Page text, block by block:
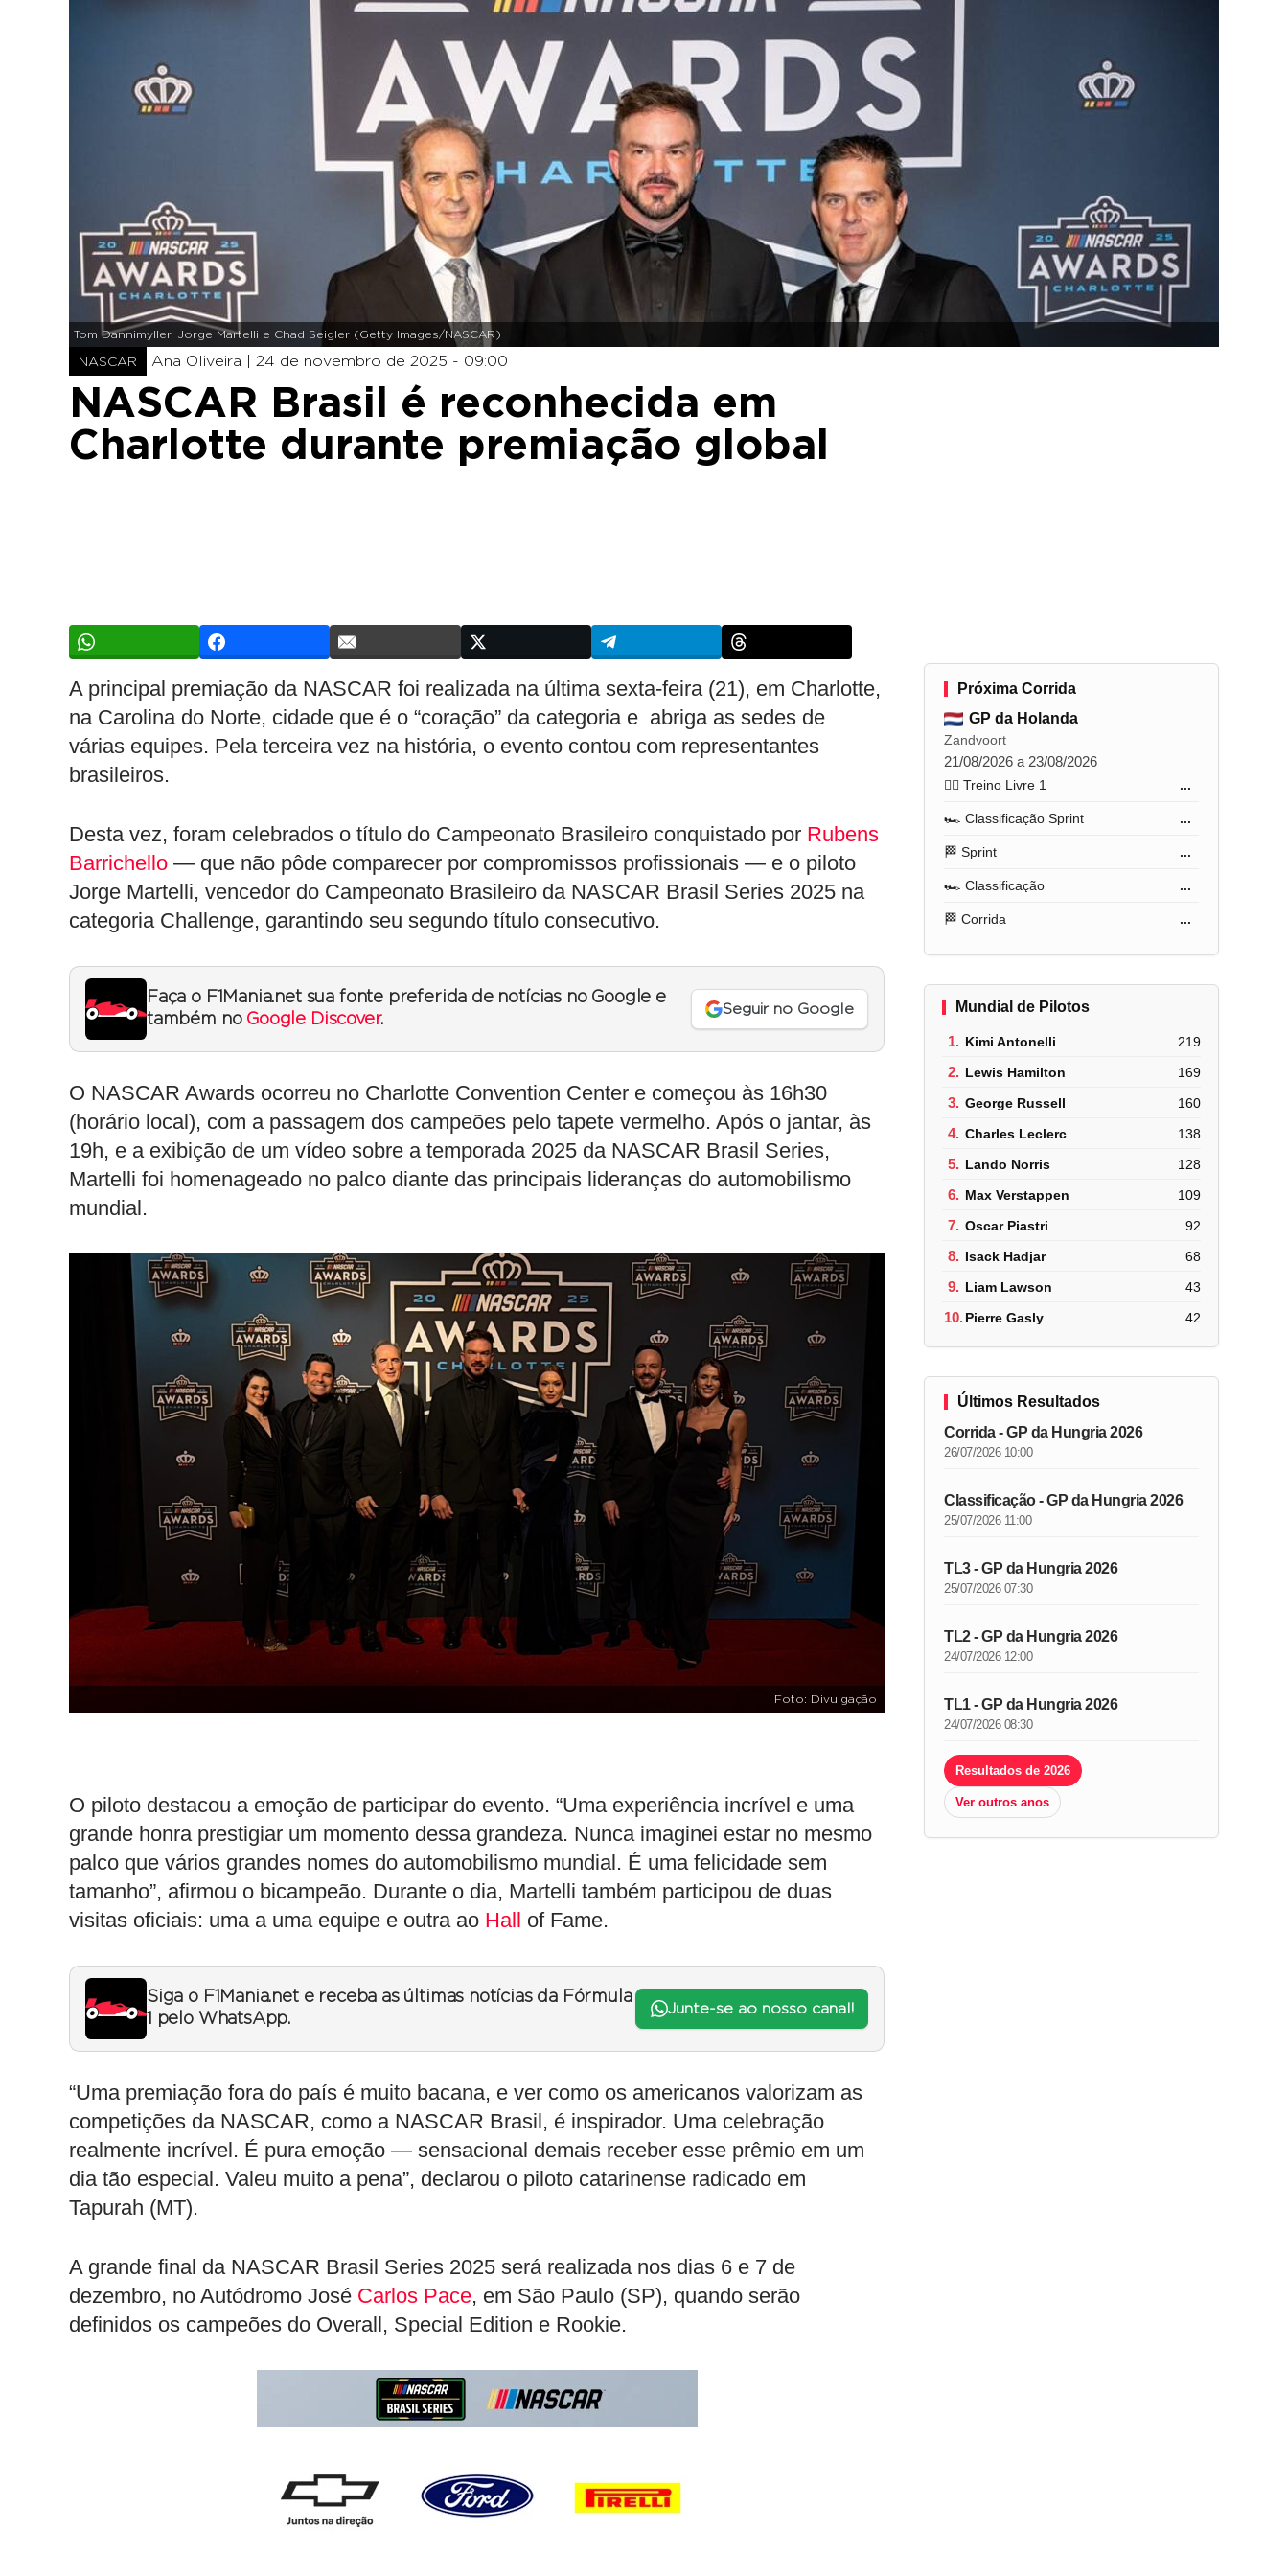
Tom Dannimyller, Jorge Martelli e Chad Seigler (Getty Images/NASCAR)
NASCAR Ana Oliveira | 24 de novembro de 2025 - 09:00
NASCAR Brasil é reconhecida em
Charlotte durante premiação global
A principal premiação da NASCAR foi realizada na última sexta-feira (21), em Charlotte,
na Carolina do Norte, cidade que é o “coração” da categoria e abriga as sedes de
várias equipes. Pela terceira vez na história, o evento contou com representantes
brasileiros.
Desta vez, foram celebrados o título do Campeonato Brasileiro conquistado por Rubens
Barrichello — que não pôde comparecer por compromissos profissionais — e o piloto
Jorge Martelli, vencedor do Campeonato Brasileiro da NASCAR Brasil Series 2025 na
categoria Challenge, garantindo seu segundo título consecutivo.
Faça o F1Mania.net sua fonte preferida de notícias no Google e
também no Google Discover.
Seguir no Google
O NASCAR Awards ocorreu no Charlotte Convention Center e começou às 16h30
(horário local), com a passagem dos campeões pelo tapete vermelho. Após o jantar, às
19h, e a exibição de um vídeo sobre a temporada 2025 da NASCAR Brasil Series,
Martelli foi homenageado no palco diante das principais lideranças do automobilismo
mundial.
Foto: Divulgação
O piloto destacou a emoção de participar do evento. “Uma experiência incrível e uma
grande honra prestigiar um momento dessa grandeza. Nunca imaginei estar no mesmo
palco que vários grandes nomes do automobilismo mundial. É uma felicidade sem
tamanho”, afirmou o bicampeão. Durante o dia, Martelli também participou de duas
visitas oficiais: uma a uma equipe e outra ao Hall of Fame.
Siga o F1Mania.net e receba as últimas notícias da Fórmula
1 pelo WhatsApp.
Junte-se ao nosso canal!
“Uma premiação fora do país é muito bacana, e ver como os americanos valorizam as
competições da NASCAR, como a NASCAR Brasil, é inspirador. Uma celebração
realmente incrível. É pura emoção — sensacional demais receber esse prêmio em um
dia tão especial. Valeu muito a pena”, declarou o piloto catarinense radicado em
Tapurah (MT).
A grande final da NASCAR Brasil Series 2025 será realizada nos dias 6 e 7 de
dezembro, no Autódromo José Carlos Pace, em São Paulo (SP), quando serão
definidos os campeões do Overall, Special Edition e Rookie.
Próxima Corrida
GP da Holanda
Zandvoort
21/08/2026 a 23/08/2026
🏋️‍♂️ Treino Livre 1 ...
🏎️ Classificação Sprint ...
🏁 Sprint ...
🏎️ Classificação ...
🏁 Corrida ...
Mundial de Pilotos
1. Kimi Antonelli 219
2. Lewis Hamilton 169
3. George Russell 160
4. Charles Leclerc 138
5. Lando Norris 128
6. Max Verstappen 109
7. Oscar Piastri 92
8. Isack Hadjar 68
9. Liam Lawson 43
10.Pierre Gasly 42
Últimos Resultados
Corrida - GP da Hungria 2026
26/07/2026 10:00
Classificação - GP da Hungria 2026
25/07/2026 11:00
TL3 - GP da Hungria 2026
25/07/2026 07:30
TL2 - GP da Hungria 2026
24/07/2026 12:00
TL1 - GP da Hungria 2026
24/07/2026 08:30
Resultados de 2026
Ver outros anos